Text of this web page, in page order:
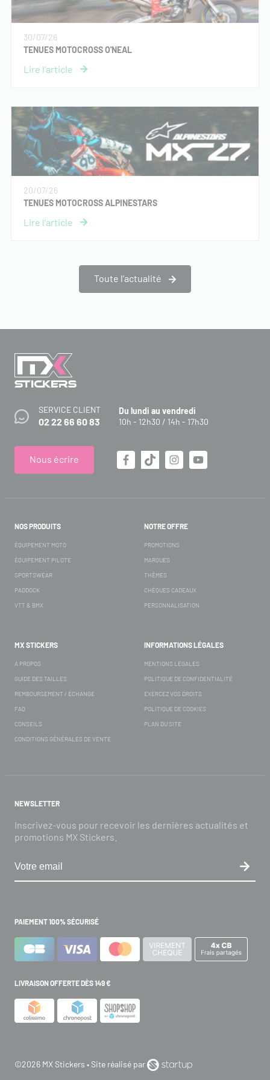
30/07/26
TENUES MOTOCROSS O'NEAL
20/07/26
TENUES MOTOCROSS ALPINESTARS
Toute l’actualité
SERVICE CLIENT
02 22 66 60 83
Du lundi au vendredi
10h - 12h30 / 14h - 17h30
Nous écrire
NOS PRODUITS
ÉQUIPEMENT MOTO
ÉQUIPEMENT PILOTE
SPORTSWEAR
PADDOCK
VTT & BMX
NOTRE OFFRE
PROMOTIONS
MARQUES
THÈMES
CHÈQUES CADEAUX
PERSONNALISATION
MX STICKERS
À PROPOS
GUIDE DES TAILLES
REMBOURSEMENT / ÉCHANGE
FAQ
CONSEILS
CONDITIONS GÉNÉRALES DE VENTE
INFORMATIONS LÉGALES
MENTIONS LÉGALES
POLITIQUE DE CONFIDENTIALITÉ
EXERCEZ VOS DROITS
POLITIQUE DE COOKIES
PLAN DU SITE
NEWSLETTER
Inscrivez-vous pour recevoir les dernières actualités et
promotions MX Stickers.
PAIEMENT 100% SÉCURISÉ
LIVRAISON OFFERTE DÈS 149 €
©2026 MX Stickers • Site réalisé par